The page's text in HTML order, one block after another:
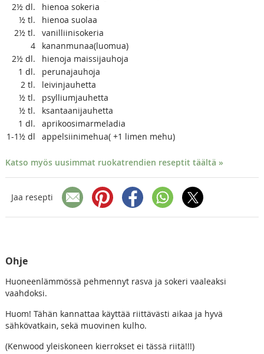
2½ dl.
hienoa sokeria
½ tl.
hienoa suolaa
2½ tl.
vanilliinisokeria
4
kananmunaa(luomua)
2½ dl.
hienoja maissijauhoja
1 dl.
perunajauhoja
2 tl.
leivinjauhetta
½ tl.
psylliumjauhetta
½ tl.
ksantaanijauhetta
1 dl.
aprikoosimarmeladia
1-1½ dl appelsiinimehua( +1 limen mehu)
Katso myös uusimmat ruokatrendien reseptit täältä »
Jaa resepti
Ohje
Huoneenlämmössä pehmennyt rasva ja sokeri vaaleaksi
vaahdoksi.
Huom! Tähän kannattaa käyttää riittävästi aikaa ja hyvä
sähkövatkain, sekä muovinen kulho.
(Kenwood yleiskoneen kierrokset ei tässä riitä!!!)